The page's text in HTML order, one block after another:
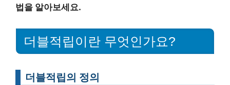
법을 알아보세요.
더블적립이란 무엇인가요?
더블적립의 정의